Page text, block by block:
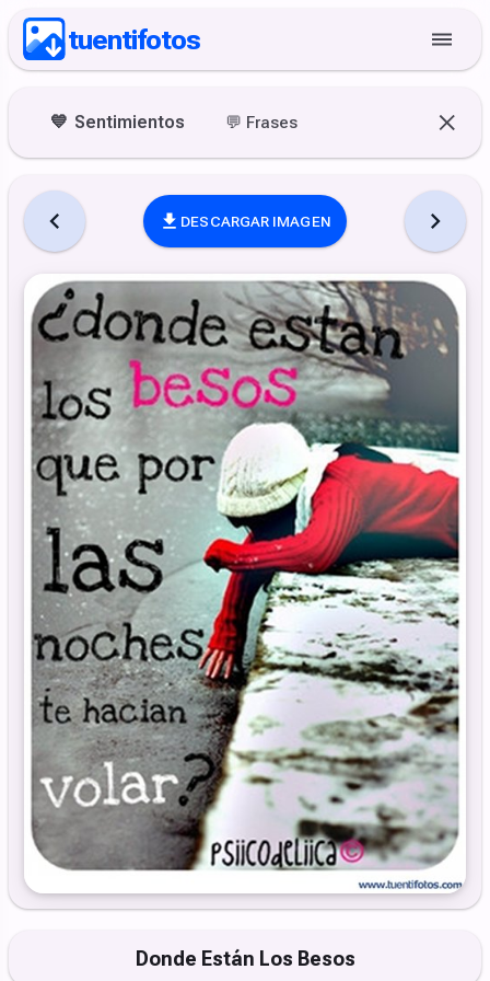
tuentifotos
💙 Sentimientos 💬 Frases
DESCARGAR IMAGEN
Donde Están Los Besos